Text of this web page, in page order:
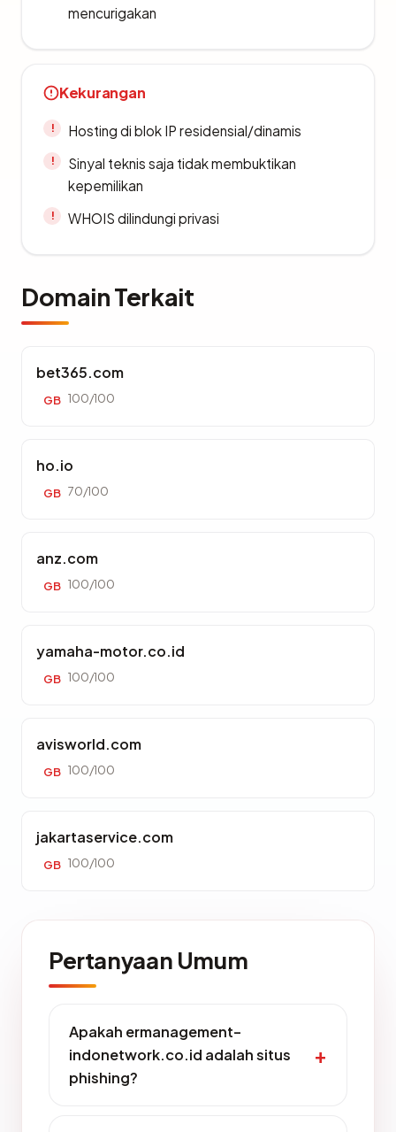
mencurigakan
Kekurangan
Hosting di blok IP residensial/dinamis
Sinyal teknis saja tidak membuktikan
kepemilikan
WHOIS dilindungi privasi
Domain Terkait
bet365.com
GB 100/100
ho.io
GB 70/100
anz.com
GB 100/100
yamaha-motor.co.id
GB 100/100
avisworld.com
GB 100/100
jakartaservice.com
GB 100/100
Pertanyaan Umum
Apakah ermanagement-
indonetwork.co.id adalah situs
phishing?